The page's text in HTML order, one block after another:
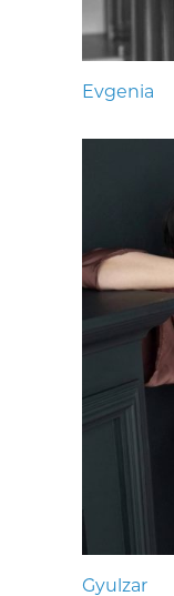
Evgenia
Gyulzar